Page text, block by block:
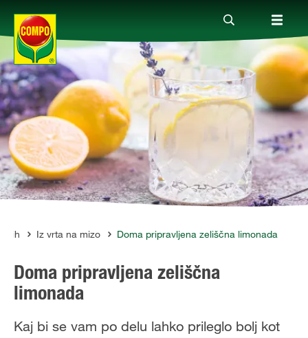
Izdelki
Vodiči
Podjetje
Iz vrta na mizo Doma pripravljena zeliščna limonada
Doma pripravljena zeliščna
limonada
Kaj bi se vam po delu lahko prileglo bolj kot